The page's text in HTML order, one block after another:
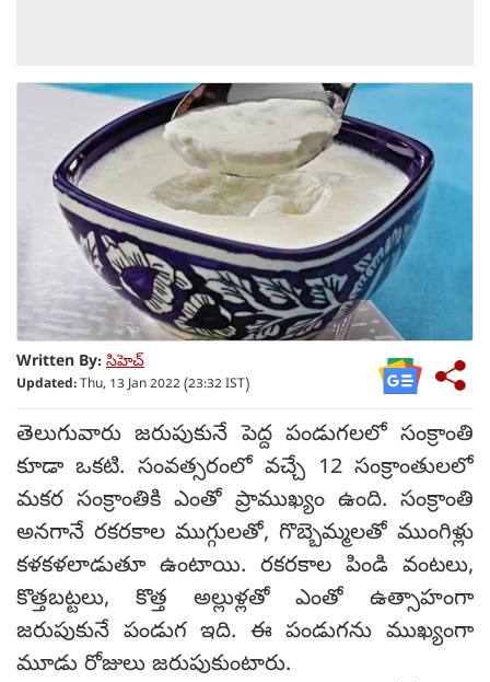
Written By: సిహెచ్
Updated:Thu, 13 Jan 2022 (23:32 IST)
తెలుగువారు జరుపుకునే పెద్ద పండుగలలో సంక్రాంతి
కూడా ఒకటి. సంవత్సరంలో వచ్చే 12 సంక్రాంతులలో
మకర సంక్రాంతికి ఎంతో ప్రాముఖ్యం ఉంది. సంక్రాంతి
అనగానే రకరకాల ముగ్గులతో, గొబ్బెమ్మలతో ముంగిళ్లు
కళకళలాడుతూ ఉంటాయి. రకరకాల పిండి వంటలు,
కొత్తబట్టలు, కొత్త అల్లుళ్లతో ఎంతో ఉత్సాహంగా
జరుపుకునే పండుగ ఇది. ఈ పండుగను ముఖ్యంగా
మూడు రోజులు జరుపుకుంటారు.